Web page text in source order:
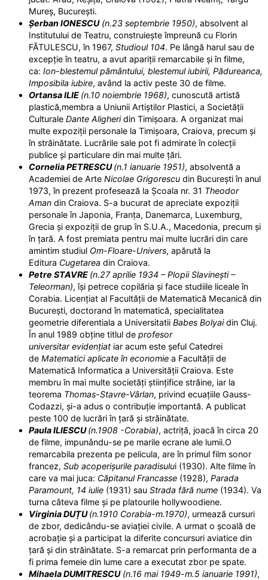
Mureș, București.
Șerban IONESCU (n.23 septembrie 1950), absolvent al
Institutului de Teatru, construiește împreună cu Florin
FĂTULESCU, în 1967, Studioul 104. Pe lângă harul sau de
excepție în teatru, a avut apariții remarcabile și în filme,
ca: Ion-blestemul pământului, blestemul iubirii, Pădureanca,
Imposibila iubire, având la activ peste 30 de filme.
Ortansa ILIE (n.10 noiembrie 1968), cunoscută artistă
plastică,membra a Uniunii Artiștilor Plastici, a Societății
Culturale Dante Aligheridin Timișoara. A organizat mai
multe expoziții personale la Timișoara, Craiova, precum și
în străinătate. Lucrările sale pot fi admirate în colecții
publice și particulare din mai multe țări.
Cornelia PETRESCU(n.1 ianuarie 1951), absolventă a
Academiei de Arte Nicolae Grigorescu din București în anul
1973, în prezent profesează la Școala nr. 31 Theodor
Aman din Craiova. S-a bucurat de apreciate expoziții
personale în Japonia, Franța, Danemarca, Luxemburg,
Grecia și expoziții de grup în S.U.A., Macedonia, precum și
în țară. A fost premiata pentru mai multe lucrări din care
amintim studiul Om-Floare-Univers, apărută la
Editura Cugetarea din Craiova.
Petre STAVRE (n.27 aprilie 1934 – Plopii Slavinești –
Teleorman), își petrece copilăria și face studiile liceale în
Corabia. Licențiat al Facultății de Matematică Mecanică din
București, doctorand în matematică, specialitatea
geometrie diferentiala a Universitatii Babes Bolyaidin Cluj.
În anul 1989 obține titlul de profesor
universitarevidențiat iar acum este șeful Catedrei
de Matematici aplicate în economie a Facultății de
Matematică Informatica a Universității Craiova. Este
membru în mai multe societăți științifice străine, iar la
teorema Thomas-Stavre-Vârlan, privind ecuațiile Gauss-
Codazzi, și-a adus o contribuție importantă. A publicat
peste 100 de lucrări în țară și străinătate.
Paula ILIESCU(n.1908 -Corabia), actriță, joacă în circa 20
de filme, impunându-se pe marile ecrane ale lumii.O
remarcabila prezenta pe pelicula, are în primul film sonor
francez, Sub acoperișurile paradisului (1930). Alte filme în
care va mai juca: Căpitanul Francasse (1928), Parada
Paramount, 14 iulie (1931) sau Strada fără nume (1934). Va
turna câteva filme și pe platourile hollywoodiene.
Virginia DUȚU(n.1910 Corabia-m.1970), urmează cursuri
de zbor, dedicându-se aviației civile. A urmat o școală de
acrobație și a participat la diferite concursuri aviatice din
țară și din străinătate. S-a remarcat prin performanta de a
fi prima femeie din lume care a executat zbor pe spate.
Mihaela DUMITRESCU(n.16 mai 1949-m.5 ianuarie 1991),